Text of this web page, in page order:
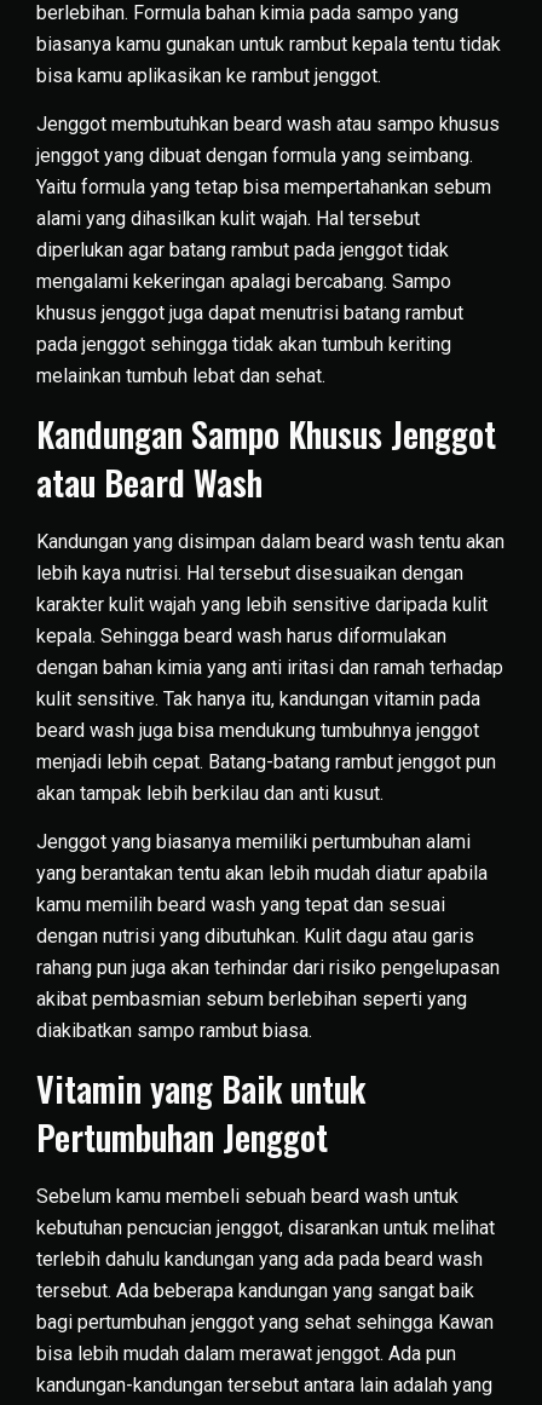
berlebihan. Formula bahan kimia pada sampo yang
biasanya kamu gunakan untuk rambut kepala tentu tidak
bisa kamu aplikasikan ke rambut jenggot.
Jenggot membutuhkan beard wash atau sampo khusus
jenggot yang dibuat dengan formula yang seimbang.
Yaitu formula yang tetap bisa mempertahankan sebum
alami yang dihasilkan kulit wajah. Hal tersebut
diperlukan agar batang rambut pada jenggot tidak
mengalami kekeringan apalagi bercabang. Sampo
khusus jenggot juga dapat menutrisi batang rambut
pada jenggot sehingga tidak akan tumbuh keriting
melainkan tumbuh lebat dan sehat.
Kandungan Sampo Khusus Jenggot
atau Beard Wash
Kandungan yang disimpan dalam beard wash tentu akan
lebih kaya nutrisi. Hal tersebut disesuaikan dengan
karakter kulit wajah yang lebih sensitive daripada kulit
kepala. Sehingga beard wash harus diformulakan
dengan bahan kimia yang anti iritasi dan ramah terhadap
kulit sensitive. Tak hanya itu, kandungan vitamin pada
beard wash juga bisa mendukung tumbuhnya jenggot
menjadi lebih cepat. Batang-batang rambut jenggot pun
akan tampak lebih berkilau dan anti kusut.
Jenggot yang biasanya memiliki pertumbuhan alami
yang berantakan tentu akan lebih mudah diatur apabila
kamu memilih beard wash yang tepat dan sesuai
dengan nutrisi yang dibutuhkan. Kulit dagu atau garis
rahang pun juga akan terhindar dari risiko pengelupasan
akibat pembasmian sebum berlebihan seperti yang
diakibatkan sampo rambut biasa.
Vitamin yang Baik untuk
Pertumbuhan Jenggot
Sebelum kamu membeli sebuah beard wash untuk
kebutuhan pencucian jenggot, disarankan untuk melihat
terlebih dahulu kandungan yang ada pada beard wash
tersebut. Ada beberapa kandungan yang sangat baik
bagi pertumbuhan jenggot yang sehat sehingga Kawan
bisa lebih mudah dalam merawat jenggot. Ada pun
kandungan-kandungan tersebut antara lain adalah yang